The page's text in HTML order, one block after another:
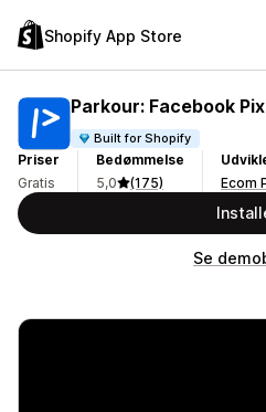
Shopify App Store
Parkour: Facebook
Built for Shopify
Priser
Gratis
Bedømmelse
5,0
(175)
Ecom
Se